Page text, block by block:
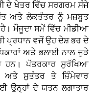
ਦੇ ਖੇਤਰ ਵਿੱਚ ਸਰਗਰਮ ਸੰਜੇ
ਅਤੇ ਲੋਕਤੰਤਰ ਨੂੰ ਮਜ਼ਬੂਤ
ਮੌਜੂਦਾ ਸਮੇਂ ਵਿੱਚ ਮੀਡੀਆ
ਪ੍ਰਧਾਨ ਵਜੋਂ ਉਹ ਦੇਸ਼ ਭਰ ਦੇ
ਅਤੇ ਭਲਾਈ ਨਾਲ ਜੁੜੇ
ਹਨ। ਪੱਤਰਕਾਰ ਸੁਰੱਖਿਆ
ਅਤੇ ਸੁਤੰਤਰ ਤੇ ਜ਼ਿੰਮੇਵਾਰ
ਉਨ੍ਹਾਂ ਦੇ ਯਤਨ ਲਗਾਤਾਰ